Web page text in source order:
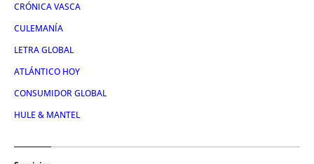
CRÓNICA VASCA
CULEMANÍA
LETRA GLOBAL
ATLÁNTICO HOY
CONSUMIDOR GLOBAL
HULE & MANTEL